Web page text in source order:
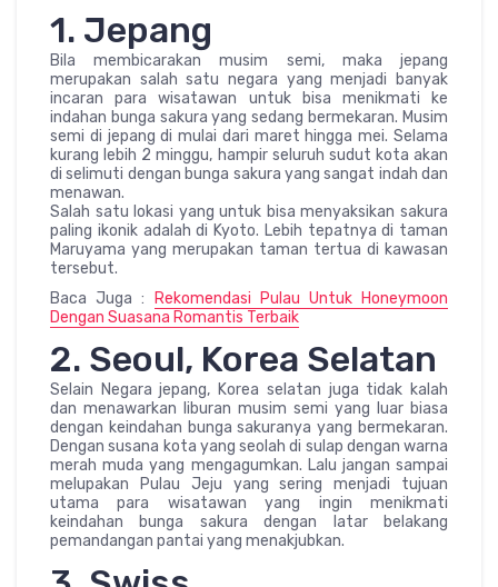
1. Jepang
Bila membicarakan musim semi, maka jepang
merupakan salah satu negara yang menjadi banyak
incaran para wisatawan untuk bisa menikmati ke
indahan bunga sakura yang sedang bermekaran. Musim
semi di jepang di mulai dari maret hingga mei. Selama
kurang lebih 2 minggu, hampir seluruh sudut kota akan
di selimuti dengan bunga sakura yang sangat indah dan
menawan.
Salah satu lokasi yang untuk bisa menyaksikan sakura
paling ikonik adalah di Kyoto. Lebih tepatnya di taman
Maruyama yang merupakan taman tertua di kawasan
tersebut.
Baca Juga :
Rekomendasi Pulau Untuk Honeymoon
Dengan Suasana Romantis Terbaik
2. Seoul, Korea Selatan
Selain Negara jepang, Korea selatan juga tidak kalah
dan menawarkan liburan musim semi yang luar biasa
dengan keindahan bunga sakuranya yang bermekaran.
Dengan susana kota yang seolah di sulap dengan warna
merah muda yang mengagumkan. Lalu jangan sampai
melupakan Pulau Jeju yang sering menjadi tujuan
utama para wisatawan yang ingin menikmati
keindahan bunga sakura dengan latar belakang
pemandangan pantai yang menakjubkan.